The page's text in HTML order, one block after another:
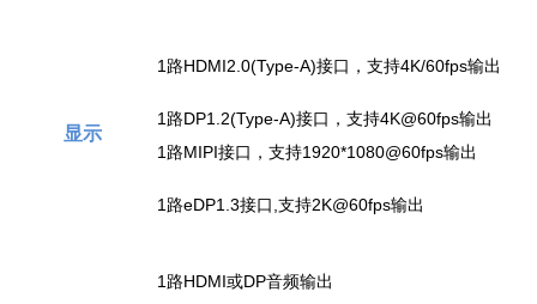
显示
1路HDMI2.0(Type-A)接口，支持4K/60fps输出
1路DP1.2(Type-A)接口，支持4K@60fps输出
1路MIPI接口，支持1920*1080@60fps输出
1路eDP1.3接口,支持2K@60fps输出
1路HDMI或DP音频输出